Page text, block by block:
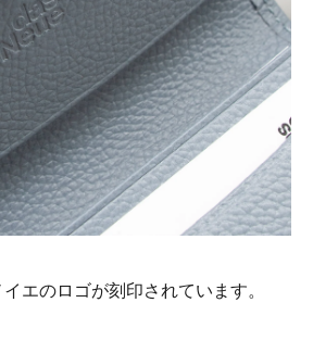
エのロゴが刻印されています。